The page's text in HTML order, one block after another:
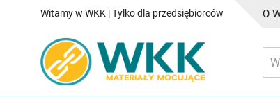
Witamy w WKK | Tylko dla przedsiębiorców O